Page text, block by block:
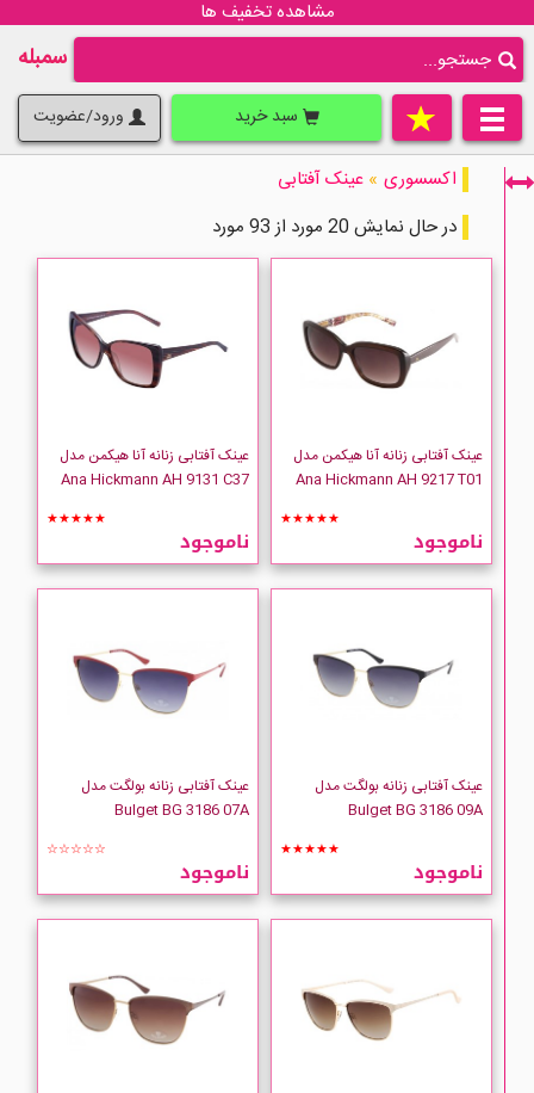
مشاهده تخفیف ها
سمبله
سبد خرید ورود/عضویت
فقط نمایش کالاهای موجود
Ana Hickmann
BULGET
BURBERRY
BVLGARI
Calvin Klein
Dolce Gabbana
Karl Lagerfeld
اکسسوری » عینک آفتابی
در حال نمایش 20 مورد از 93 مورد
عینک آفتابی زنانه آنا هیکمن مدل
Ana Hickmann AH 9217 T01
★★★★★
ناموجود
عینک آفتابی زنانه آنا هیکمن مدل
Ana Hickmann AH 9131 C37
★★★★★
ناموجود
عینک آفتابی زنانه بولگت مدل
Bulget BG 3186 09A
★★★★★
ناموجود
عینک آفتابی زنانه بولگت مدل
Bulget BG 3186 07A
☆☆☆☆☆
ناموجود